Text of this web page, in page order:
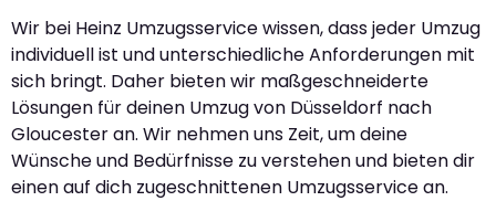
Wir bei Heinz Umzugsservice wissen, dass jeder Umzug
individuell ist und unterschiedliche Anforderungen mit
sich bringt. Daher bieten wir maßgeschneiderte
Lösungen für deinen Umzug von Düsseldorf nach
Gloucester an. Wir nehmen uns Zeit, um deine
Wünsche und Bedürfnisse zu verstehen und bieten dir
einen auf dich zugeschnittenen Umzugsservice an.